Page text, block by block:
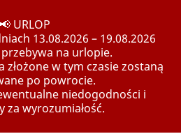
📢 URLOP
13.08.2026 – 19.08.2026
przebywa na urlopie.
złożone w tym czasie zostaną
po powrocie.
niedogodności i
za wyrozumiałość.